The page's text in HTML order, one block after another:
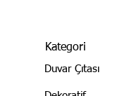
Kategori
Duvar Çıtası